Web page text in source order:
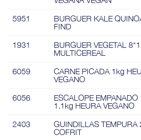
5951
BURGUER KALE
FIND
1931
BURGUER VEGETAL
MULTICEREAL
6059
CARNE PICADA 1kg
VEGANO
6056
ESCALOPE
1.1kg HEURA VEGANO
2403
GUINDILLAS TEMPURA
COFRIT